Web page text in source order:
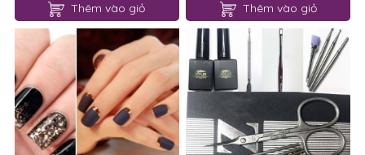
Thêm vào giỏ Thêm vào giỏ